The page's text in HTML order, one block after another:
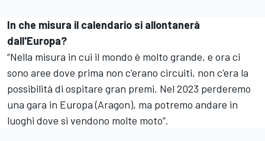
In che misura il calendario si allontanerà
dall'Europa?
“Nella misura in cui il mondo è molto grande, e ora ci
sono aree dove prima non c'erano circuiti, non c'era la
possibilità di ospitare gran premi. Nel 2023 perderemo
una gara in Europa (Aragon), ma potremo andare in
luoghi dove si vendono molte moto”.